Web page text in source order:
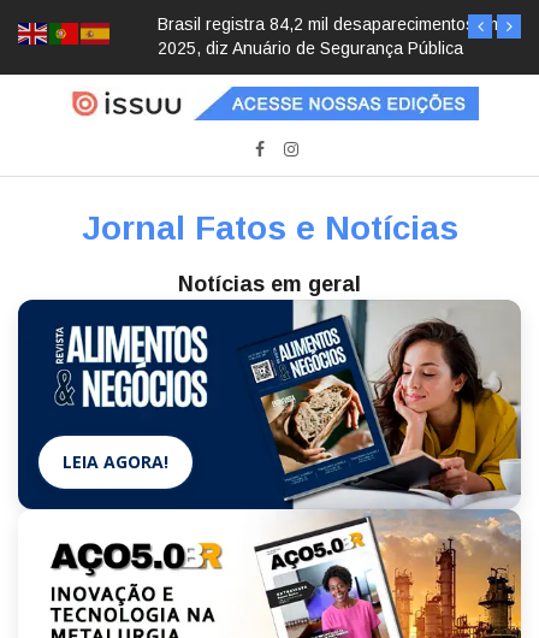
Brasil registra 84,2 mil desaparecimentos em
2025, diz Anuário de Segurança Pública
Jornal Fatos e Notícias
Notícias em geral
LEIA AGORA!